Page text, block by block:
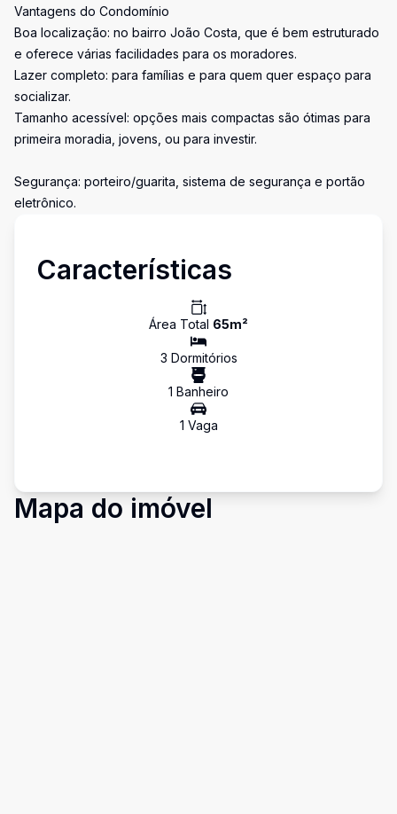
Vantagens do Condomínio
Boa localização: no bairro João Costa, que é bem estruturado
e oferece várias facilidades para os moradores.
Lazer completo: para famílias e para quem quer espaço para
socializar.
Tamanho acessível: opções mais compactas são ótimas para
primeira moradia, jovens, ou para investir.
Segurança: porteiro/guarita, sistema de segurança e portão
eletrônico.
Características
Área Total 65m²
3 Dormitórios
1 Banheiro
1 Vaga
Mapa do imóvel